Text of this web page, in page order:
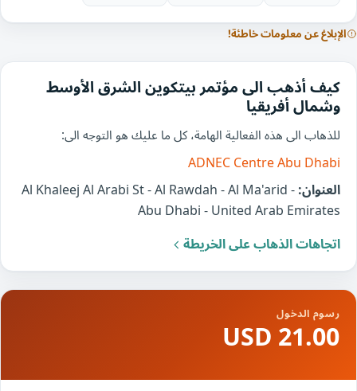
الإبلاغ عن معلومات خاطئة!
كيف أذهب الى مؤتمر بيتكوين الشرق الأوسط
وشمال أفريقيا
للذهاب الى هذه الفعالية الهامة، كل ما عليك هو التوجه الى:
ADNEC Centre Abu Dhabi
العنوان:Al Khaleej Al Arabi St - Al Rawdah - Al Ma'arid -
Abu Dhabi - United Arab Emirates
اتجاهات الذهاب على الخريطة
رسوم الدخول
21.00 USD